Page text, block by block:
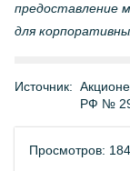
предоставление
для
Источник:
РФ №
Просмотров: